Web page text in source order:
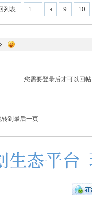
1 ... 9 10
列表
您需要登录后才可以回帖
转到最后一页